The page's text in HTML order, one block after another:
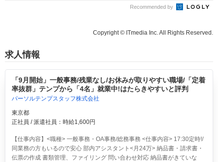
Recommended by
Copyright © ITmedia Inc. All Rights Reserved.
求人情報
「9月開始」一般事務/残業なし/お休みが取りやすい職場/「定着
率抜群」テンプから「4名」就業中!はたらきやすいと評判
パーソルテンプスタッフ株式会社
東京都
正社員 / 派遣社員：時給1,600円
【仕事内容】<職種> 一般事務・OA事務/総務事務 <仕事内容> 17:30定時!/
同業務の方もいるので安心 部内アシスタント<月24万> 納品書・請求書・
伝票の作成 書類管理、ファイリング 問い合わせ対応 納品書がきていな